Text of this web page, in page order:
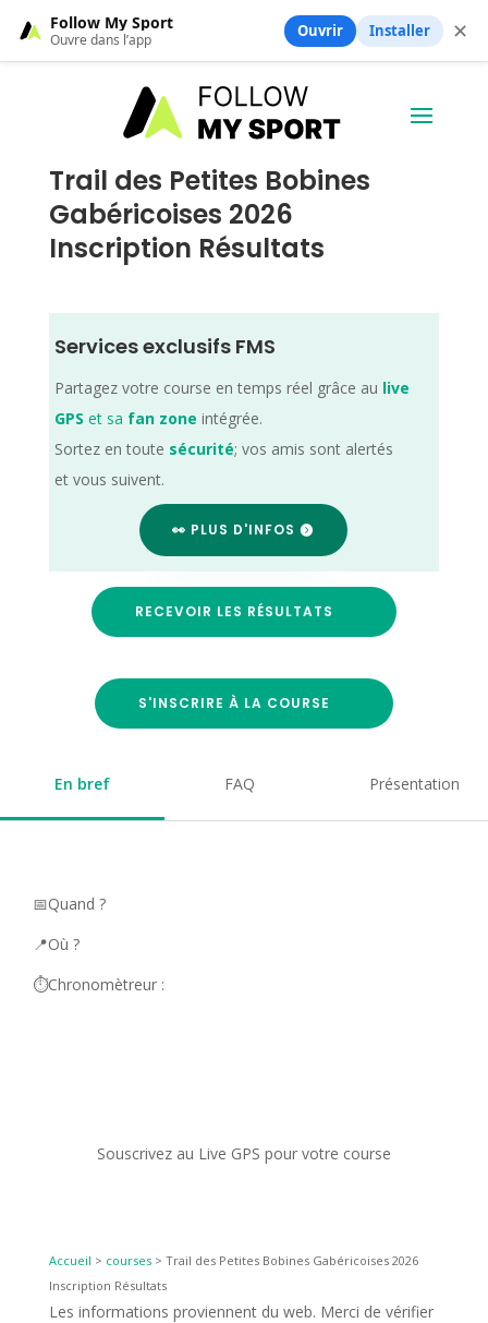
Trail des Petites Bobines
Gabéricoises 2026
Inscription Résultats
Services exclusifs FMS
Partagez votre course en temps réel grâce au live
GPS et sa fan zone intégrée.
Sortez en toute sécurité; vos amis sont alertés
et vous suivent.
👀 PLUS D'INFOS
RECEVOIR LES RÉSULTATS
S'INSCRIRE À LA COURSE
En bref FAQ Présentation
📅Quand ?
📍Où ?
⏱️Chronomètreur :
Souscrivez au Live GPS pour votre course
Accueil > courses> Trail des Petites Bobines Gabéricoises 2026
Inscription Résultats
Les informations proviennent du web. Merci de vérifier
Follow My Sport
Ouvre dans l’app Ouvrir Installer ✕